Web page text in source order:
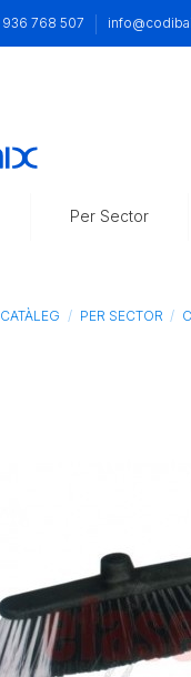
768 507
Per Sector
CATÀLEG PER SECTOR